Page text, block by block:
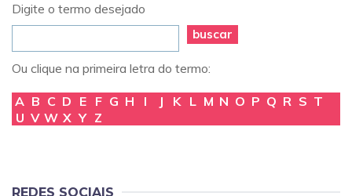
Digite o termo desejado
buscar
Ou clique na primeira letra do termo:
A B C D E F G H I J K L M N O P Q R S T
U V W X Y Z
REDES SOCIAIS